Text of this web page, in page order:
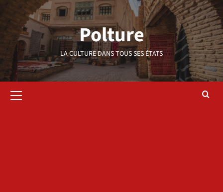
contenu
Polture
LA CULTURE DANS TOUS SES ÉTATS
principal